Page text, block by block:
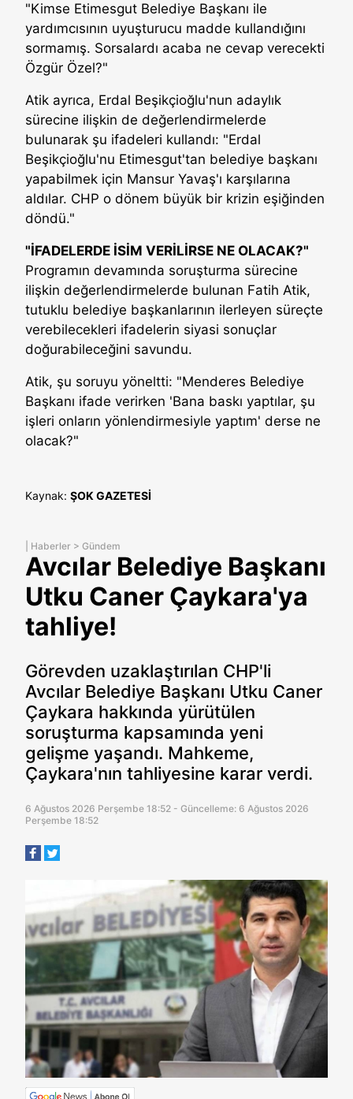
"Kimse Etimesgut Belediye Başkanı ile
yardımcısının uyuşturucu madde kullandığını
sormamış. Sorsalardı acaba ne cevap verecekti
Özgür Özel?"
Atik ayrıca, Erdal Beşikçioğlu'nun adaylık
sürecine ilişkin de değerlendirmelerde
bulunarak şu ifadeleri kullandı: "Erdal
Beşikçioğlu'nu Etimesgut'tan belediye başkanı
yapabilmek için Mansur Yavaş'ı karşılarına
aldılar. CHP o dönem büyük bir krizin eşiğinden
döndü."
"İFADELERDE İSİM VERİLİRSE NE OLACAK?"
Programın devamında soruşturma sürecine
ilişkin değerlendirmelerde bulunan Fatih Atik,
tutuklu belediye başkanlarının ilerleyen süreçte
verebilecekleri ifadelerin siyasi sonuçlar
doğurabileceğini savundu.
Atik, şu soruyu yöneltti: "Menderes Belediye
Başkanı ifade verirken 'Bana baskı yaptılar, şu
işleri onların yönlendirmesiyle yaptım' derse ne
olacak?"
Kaynak: ŞOK GAZETESİ
Haberler > Gündem
Avcılar Belediye Başkanı
Utku Caner Çaykara'ya
tahliye!
Görevden uzaklaştırılan CHP'li
Avcılar Belediye Başkanı Utku Caner
Çaykara hakkında yürütülen
soruşturma kapsamında yeni
gelişme yaşandı. Mahkeme,
Çaykara'nın tahliyesine karar verdi.
6 Ağustos 2026 Perşembe 18:52 - Güncelleme: 6 Ağustos 2026
Perşembe 18:52